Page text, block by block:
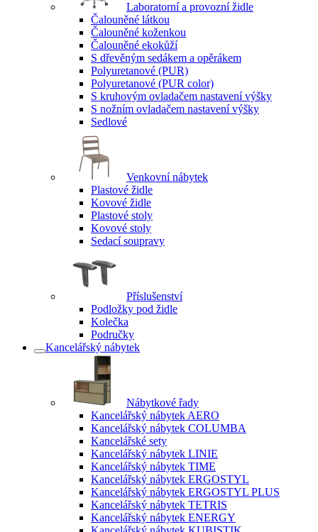
Laboratorní a provozní židle
Čalouněné látkou
Čalouněné koženkou
Čalouněné ekokůží
S dřevěným sedákem a opěrákem
Polyuretanové (PUR)
Polyuretanové (PUR color)
S kruhovým ovladačem nastavení výšky
S nožním ovladačem nastavení výšky
Sedlové
Venkovní nábytek
Plastové židle
Kovové židle
Plastové stoly
Kovové stoly
Sedací soupravy
Příslušenství
Podložky pod židle
Kolečka
Područky
Kancelářský nábytek
Nábytkové řady
Kancelářský nábytek AERO
Kancelářský nábytek COLUMBA
Kancelářské sety
Kancelářský nábytek LINIE
Kancelářský nábytek TIME
Kancelářský nábytek ERGOSTYL
Kancelářský nábytek ERGOSTYL PLUS
Kancelářský nábytek TETRIS
Kancelářský nábytek ENERGY